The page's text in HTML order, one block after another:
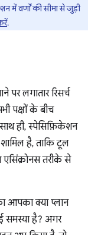
में वर्णों की सीमा से जुड़ी
.
पर लगातार रिसर्च
पक्षों के बीच
ही, स्पेसिफ़िकेशन
शामिल है, ताकि टूल
तरीके से
आपका क्या प्लान
समस्या है? अगर